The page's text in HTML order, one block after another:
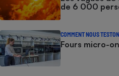
de 6 000
COMMENT NOUS
Fours micro-